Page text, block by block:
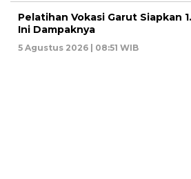
Pelatihan Vokasi Garut Siapkan
Ini Dampaknya
5 Agustus 2026 | 08:51 WIB